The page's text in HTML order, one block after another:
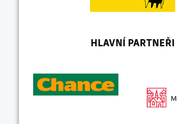
HLAVNÍ PARTNEŘI